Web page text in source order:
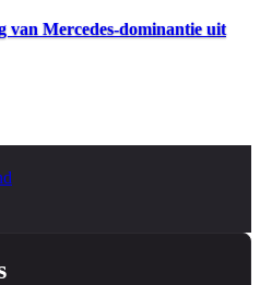
van Mercedes-dominantie uit